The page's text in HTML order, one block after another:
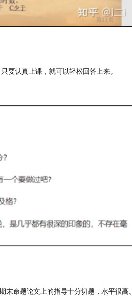
要认真上课，就可以轻松回答上来。
命题论文上的指导十分切题，水平很高。